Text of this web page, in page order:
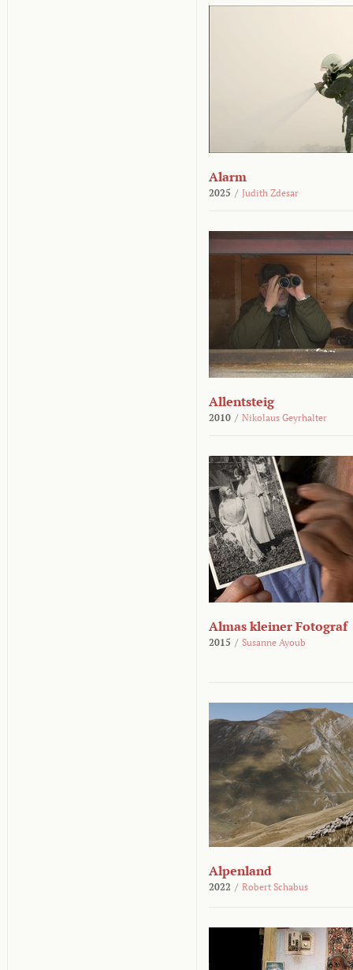
Alarm
2025 / Judith Zdesar
Allentsteig
2010 / Nikolaus Geyrhalter
Almas kleiner Fotograf
2015 / Susanne Ayoub
Alpenland
2022 / Robert Schabus